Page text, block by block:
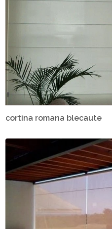
cortina romana blecaute